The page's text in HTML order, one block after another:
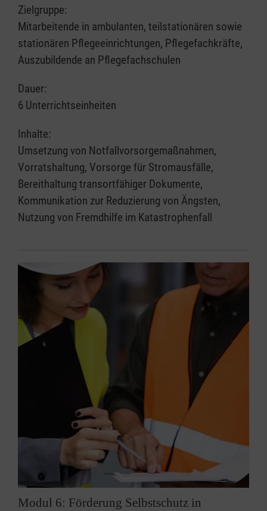
Zielgruppe:
Mitarbeitende in ambulanten, teilstationären sowie
stationären Pflegeeinrichtungen, Pflegefachkräfte,
Auszubildende an Pflegefachschulen
Dauer:
6 Unterrichtseinheiten
Inhalte:
Umsetzung von Notfallvorsorgemaßnahmen,
Vorratshaltung, Vorsorge für Stromausfälle,
Bereithaltung transortfähiger Dokumente,
Kommunikation zur Reduzierung von Ängsten,
Nutzung von Fremdhilfe im Katastrophenfall
Modul 6: Förderung Selbstschutz in